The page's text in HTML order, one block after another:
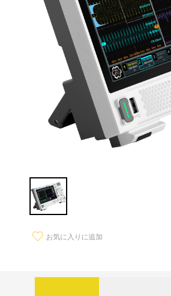
お気に入りに追加